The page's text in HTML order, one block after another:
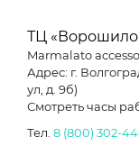
ТЦ
Marmalato
Адрес: г.
ул, д. 9б)
Смотреть часы
Тел. 8 (800) 302-